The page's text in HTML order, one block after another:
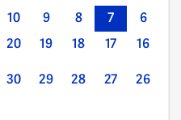
6
7
8
9
10
16
17
18
19
20
26
27
28
29
30